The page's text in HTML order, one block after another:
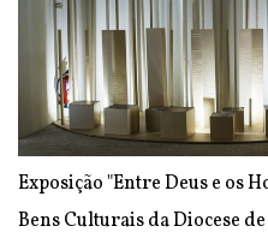
Exposição "Entre Deus e os
Bens Culturais da Diocese